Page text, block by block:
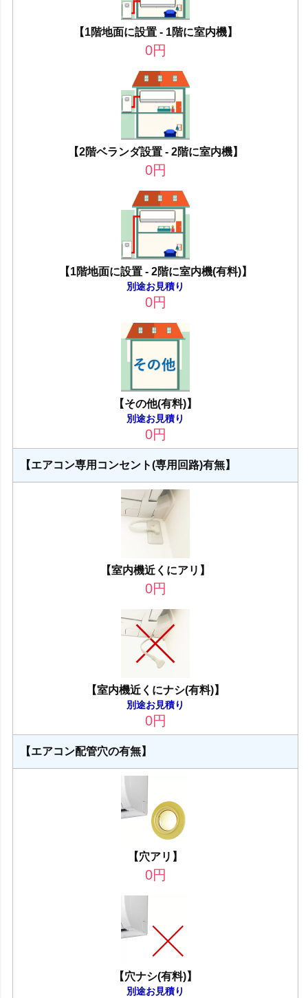
【1階地面に設置 - 1階に室内機】
0円
【2階ベランダ設置 - 2階に室内機】
0円
【1階地面に設置 - 2階に室内機(有料)】
別途お見積り
0円
【その他(有料)】
別途お見積り
0円
【エアコン専用コンセント(専用回路)有無】
【室内機近くにアリ】
0円
【室内機近くにナシ(有料)】
別途お見積り
0円
【エアコン配管穴の有無】
【穴アリ】
0円
【穴ナシ(有料)】
別途お見積り